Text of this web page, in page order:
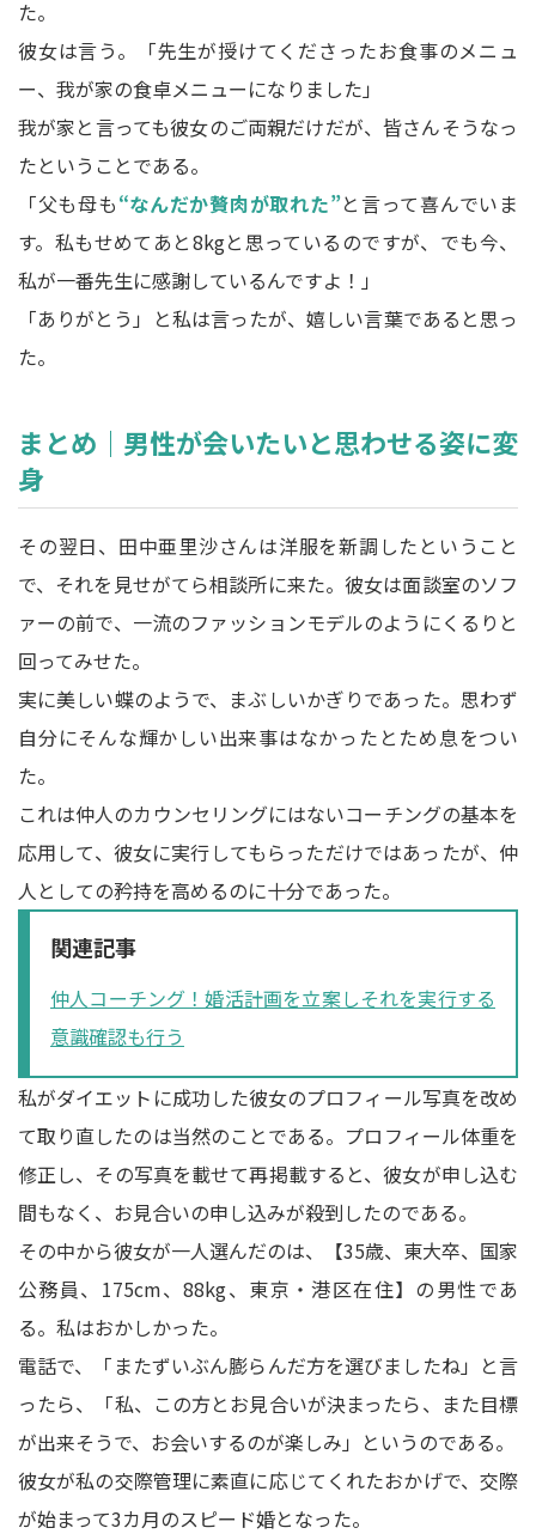
た。
彼女は言う。「先生が授けてくださったお食事のメニュ
ー、我が家の食卓メニューになりました」
我が家と言っても彼女のご両親だけだが、皆さんそうなっ
たということである。
「父も母も“なんだか贅肉が取れた”と言って喜んでいま
す。私もせめてあと8kgと思っているのですが、でも今、
私が一番先生に感謝しているんですよ！」
「ありがとう」と私は言ったが、嬉しい言葉であると思っ
た。
まとめ｜男性が会いたいと思わせる姿に変
身
その翌日、田中亜里沙さんは洋服を新調したということ
で、それを見せがてら相談所に来た。彼女は面談室のソフ
ァーの前で、一流のファッションモデルのようにくるりと
回ってみせた。
実に美しい蝶のようで、まぶしいかぎりであった。思わず
自分にそんな輝かしい出来事はなかったとため息をつい
た。
これは仲人のカウンセリングにはないコーチングの基本を
応用して、彼女に実行してもらっただけではあったが、仲
人としての矜持を高めるのに十分であった。
関連記事
仲人コーチング！婚活計画を立案しそれを実行する
意識確認も行う
私がダイエットに成功した彼女のプロフィール写真を改め
て取り直したのは当然のことである。プロフィール体重を
修正し、その写真を載せて再掲載すると、彼女が申し込む
間もなく、お見合いの申し込みが殺到したのである。
その中から彼女が一人選んだのは、【35歳、東大卒、国家
公務員、175cm、88kg、東京・港区在住】の男性であ
る。私はおかしかった。
電話で、「またずいぶん膨らんだ方を選びましたね」と言
ったら、「私、この方とお見合いが決まったら、また目標
が出来そうで、お会いするのが楽しみ」というのである。
彼女が私の交際管理に素直に応じてくれたおかげで、交際
が始まって3カ月のスピード婚となった。